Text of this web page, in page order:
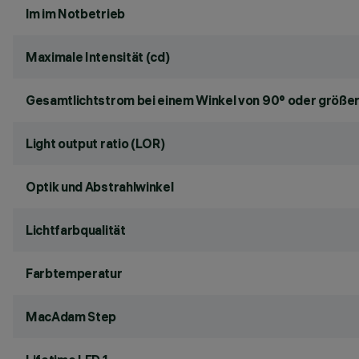
lm im Notbetrieb
Maximale Intensität (cd)
Gesamtlichtstrom bei einem Winkel von 90° oder
Light output ratio (LOR)
Optik und Abstrahlwinkel
Lichtfarbqualität
Farbtemperatur
MacAdam Step